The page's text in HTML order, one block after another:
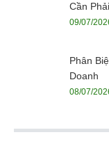
Cần
09/07/
Phân
Doanh
08/07/